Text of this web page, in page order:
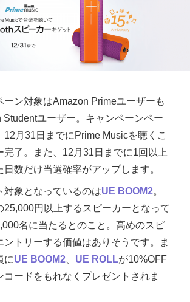
ーン対象はAmazon Primeユーザーも
ユーザー。 キャンペーンペー
12月31日までにPrime Musicを聴くこ
完了。また、12月31日までに1回以上
数だけ当選確率がアップします。
対象となっているのはUE BOOM2。
25,000円以上するスピーカーとなって
名に当たるとのこと。高めのスピ
ントリーする価値はありそうです。ま
にUE BOOM2 UE ROLLが10%OFF
コードをもれなくプレゼントされま